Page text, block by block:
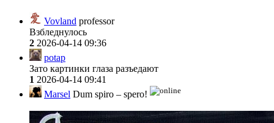
Vovland professor
Взбледнулось
2 2026-04-14 09:36
potap
Зато картинки глаза разъедают
1 2026-04-14 09:41
Marsel Dum spiro – spero!